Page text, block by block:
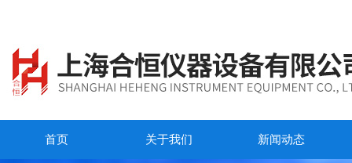
首页 关于我们 新闻动态